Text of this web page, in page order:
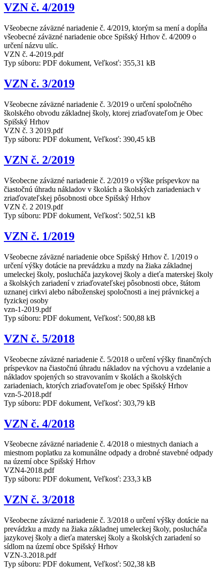
VZN č. 4/2019
Všeobecne záväzné nariadenie č. 4/2019, ktorým sa mení a dopĺňa
všeobecné záväzné nariadenie obce Spišský Hrhov č. 4/2009 o
určení názvu ulíc.
VZN č. 4-2019.pdf
Typ súboru: PDF dokument, Veľkosť: 355,31 kB
VZN č. 3/2019
Všeobecne záväzné nariadenie č. 3/2019 o určení spoločného
školského obvodu základnej školy, ktorej zriaďovateľom je Obec
Spišský Hrhov
VZN č. 3 2019.pdf
Typ súboru: PDF dokument, Veľkosť: 390,45 kB
VZN č. 2/2019
Všeobecne záväzné nariadenie č. 2/2019 o výške príspevkov na
čiastočnú úhradu nákladov v školách a školských zariadeniach v
zriaďovateľskej pôsobnosti obce Spišský Hrhov
VZN č. 2 2019.pdf
Typ súboru: PDF dokument, Veľkosť: 502,51 kB
VZN č. 1/2019
Všeobecne záväzné nariadenie obce Spišský Hrhov č. 1/2019 o
určení výšky dotácie na prevádzku a mzdy na žiaka základnej
umeleckej školy, poslucháča jazykovej školy a dieťa materskej školy
a školských zariadení v zriaďovateľskej pôsobnosti obce, štátom
uznanej cirkvi alebo náboženskej spoločnosti a inej právnickej a
fyzickej osoby
vzn-1-2019.pdf
Typ súboru: PDF dokument, Veľkosť: 500,88 kB
VZN č. 5/2018
Všeobecne záväzné nariadenie č. 5/2018 o určení výšky finančných
príspevkov na čiastočnú úhradu nákladov na výchovu a vzdelanie a
nákladov spojených so stravovaním v školách a školských
zariadeniach, ktorých zriaďovateľom je obec Spišský Hrhov
vzn-5-2018.pdf
Typ súboru: PDF dokument, Veľkosť: 303,79 kB
VZN č. 4/2018
Všeobecne záväzné nariadenie č. 4/2018 o miestnych daniach a
miestnom poplatku za komunálne odpady a drobné stavebné odpady
na území obce Spišský Hrhov
VZN4-2018.pdf
Typ súboru: PDF dokument, Veľkosť: 233,3 kB
VZN č. 3/2018
Všeobecne záväzné nariadenie č. 3/2018 o určení výšky dotácie na
prevádzku a mzdy na žiaka základnej umeleckej školy, poslucháča
jazykovej školy a dieťa materskej školy a školských zariadení so
sídlom na území obce Spišský Hrhov
VZN-3.2018.pdf
Typ súboru: PDF dokument, Veľkosť: 502,38 kB